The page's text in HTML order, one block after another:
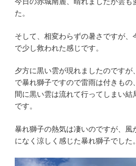
た。
そして、相変わらずの暑さですが、
で少し救われた感じです。
夕方に黒い雲が現れましたのですが
で暴れ獅子ですので雷雨は付きもの
間に黒い雲は流れて行ってしまい結
です。
暴れ獅子の熱気は凄いのですが、風
になく涼しく感じた暴れ獅子でした。